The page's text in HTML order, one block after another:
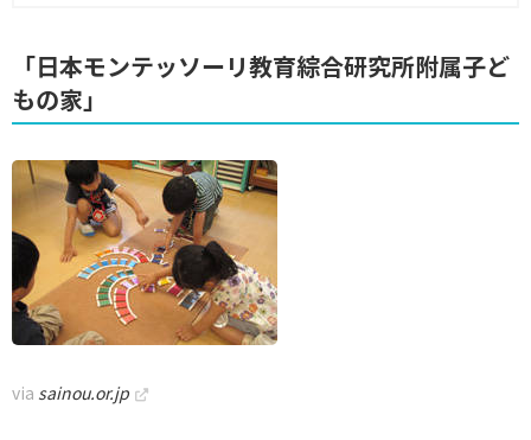
「日本モンテッソーリ教育綜合研究所附属子ど
もの家」
via sainou.or.jp